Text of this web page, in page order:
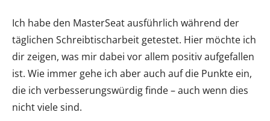
Ich habe den MasterSeat ausführlich während der
täglichen Schreibtischarbeit getestet. Hier möchte ich
dir zeigen, was mir dabei vor allem positiv aufgefallen
ist. Wie immer gehe ich aber auch auf die Punkte ein,
die ich verbesserungswürdig finde – auch wenn dies
nicht viele sind.